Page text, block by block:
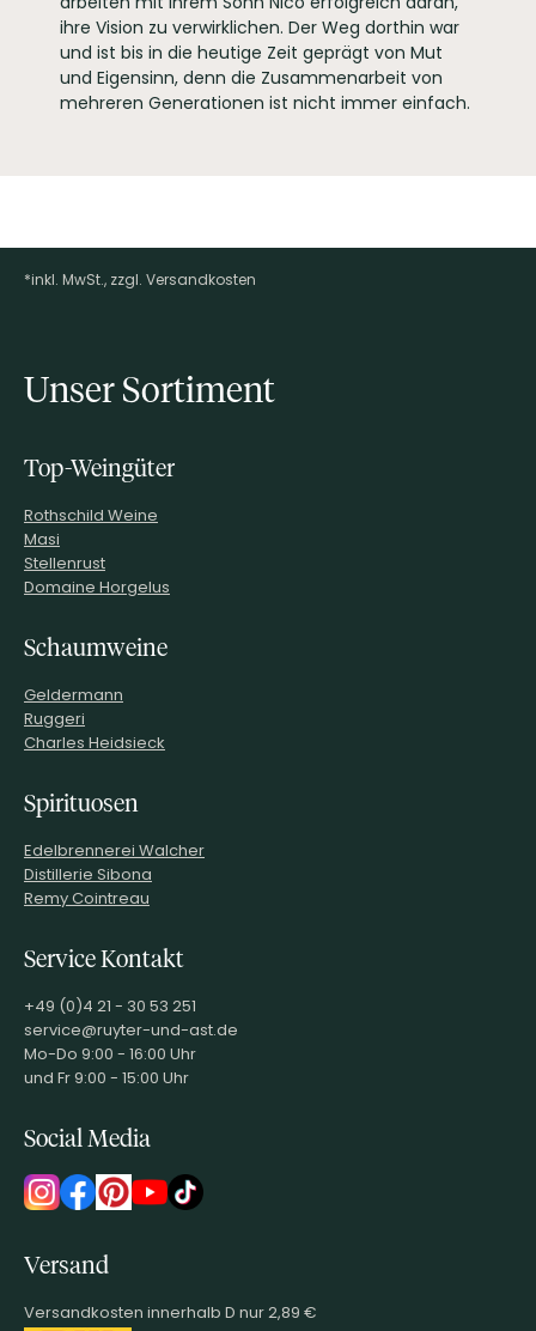
ihre Vision zu verwirklichen. Der Weg dorthin war
und ist bis in die heutige Zeit geprägt von Mut
und Eigensinn, denn die Zusammenarbeit von
mehreren Generationen ist nicht immer einfach.
Footer-Menü
*inkl. MwSt., zzgl. Versandkosten
Unser Sortiment
Top-Weingüter
Rothschild Weine
Masi
Stellenrust
Domaine Horgelus
Schaumweine
Geldermann
Ruggeri
Charles Heidsieck
Spirituosen
Edelbrennerei Walcher
Distillerie Sibona
Remy Cointreau
Service Kontakt
+49 (0)4 21 - 30 53 251
service@ruyter-und-ast.de
Mo-Do 9:00 - 16:00 Uhr
und Fr 9:00 - 15:00 Uhr
Social Media
Versand
Versandkosten innerhalb D nur 2,89 €